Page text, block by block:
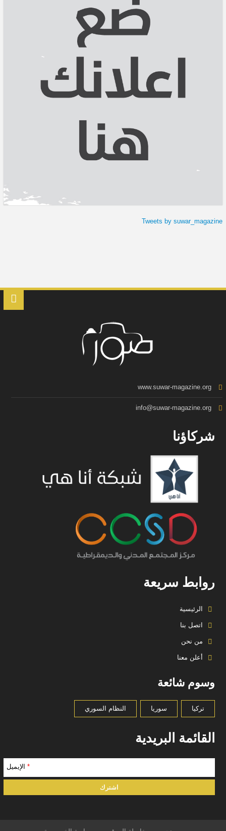
Tweets by suwar_magazine
www.suwar-magazine.org
info@suwar-magazine.org
شركاؤنا
روابط سريعة
الرئيسية
اتصل بنا
من نحن
أعلن معنا
وسوم شائعة
تركيا سوريا النظام السوري
القائمة البريدية
* الإيميل